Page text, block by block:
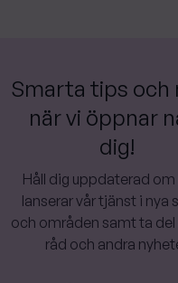
Smarta tips och
när vi öppnar
dig!
Håll dig uppdaterad om
lanserar vår tjänst i nya
och områden samt ta del
råd och andra